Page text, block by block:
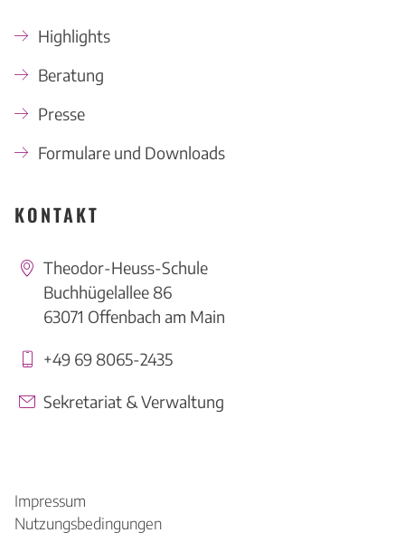
Highlights
Beratung
Presse
Formulare und Downloads
KONTAKT
Theodor-Heuss-Schule
Buchhügelallee 86
63071 Offenbach am Main
+49 69 8065-2435
Sekretariat & Verwaltung
Impressum
Nutzungsbedingungen